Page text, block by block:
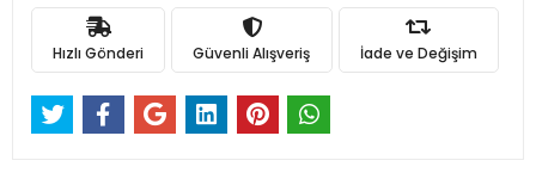
Hızlı Gönderi Güvenli Alışveriş İade ve Değişim